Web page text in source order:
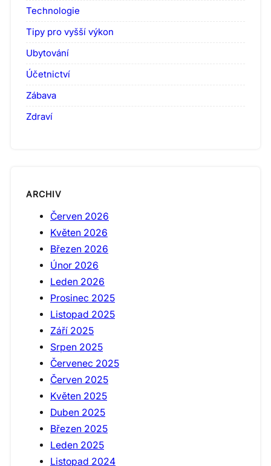
Technologie
Tipy pro vyšší výkon
Ubytování
Účetnictví
Zábava
Zdraví
ARCHIV
Červen 2026
Květen 2026
Březen 2026
Únor 2026
Leden 2026
Prosinec 2025
Listopad 2025
Září 2025
Srpen 2025
Červenec 2025
Červen 2025
Květen 2025
Duben 2025
Březen 2025
Leden 2025
Listopad 2024